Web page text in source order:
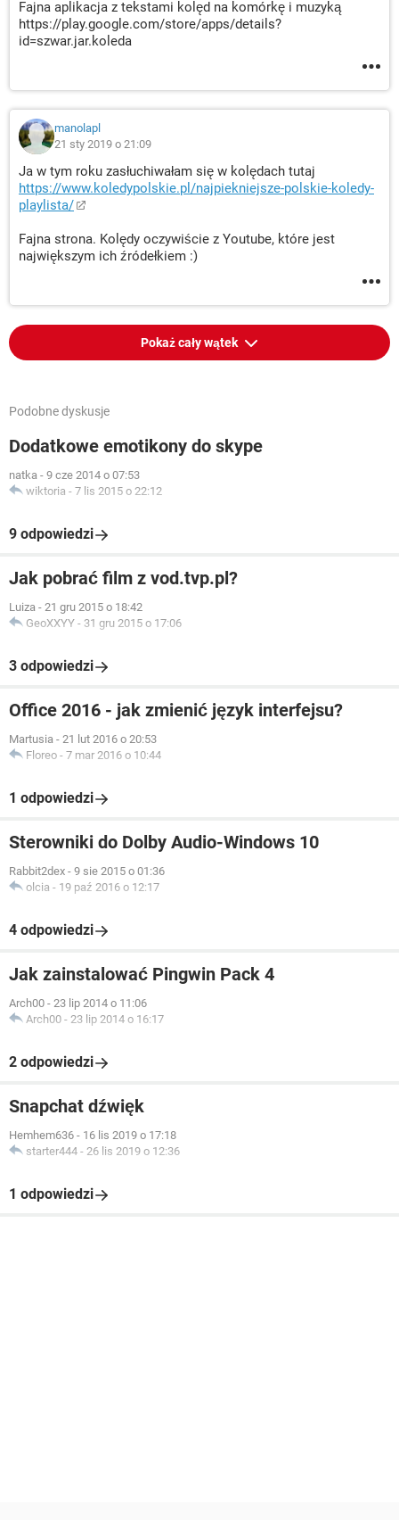
Fajna aplikacja z tekstami kolęd na komórkę i muzyką
https://play.google.com/store/apps/details?
id=szwar.jar.koleda
manolapl
21 sty 2019 o 21:09
Ja w tym roku zasłuchiwałam się w kolędach tutaj
https://www.koledypolskie.pl/najpiekniejsze-polskie-koledy-
playlista/
Fajna strona. Kolędy oczywiście z Youtube, które jest
największym ich źródełkiem :)
Pokaż cały wątek
Podobne dyskusje
Dodatkowe emotikony do skype
natka - 9 cze 2014 o 07:53
wiktoria - 7 lis 2015 o 22:12
9 odpowiedzi
Jak pobrać film z vod.tvp.pl?
Luiza - 21 gru 2015 o 18:42
GeoXXYY - 31 gru 2015 o 17:06
3 odpowiedzi
Office 2016 - jak zmienić język interfejsu?
Martusia - 21 lut 2016 o 20:53
Floreo - 7 mar 2016 o 10:44
1 odpowiedzi
Sterowniki do Dolby Audio-Windows 10
Rabbit2dex - 9 sie 2015 o 01:36
olcia - 19 paź 2016 o 12:17
4 odpowiedzi
Jak zainstalować Pingwin Pack 4
Arch00 - 23 lip 2014 o 11:06
Arch00 - 23 lip 2014 o 16:17
2 odpowiedzi
Snapchat dźwięk
Hemhem636 - 16 lis 2019 o 17:18
starter444 - 26 lis 2019 o 12:36
1 odpowiedzi